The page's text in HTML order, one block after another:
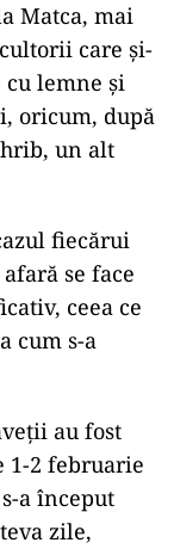
Matca, mai
care și-
cu lemne și
oricum, după
un alt
fiecărui
se face
ceea ce
cum s-a
au fost
1-2 februarie
a început
zile,